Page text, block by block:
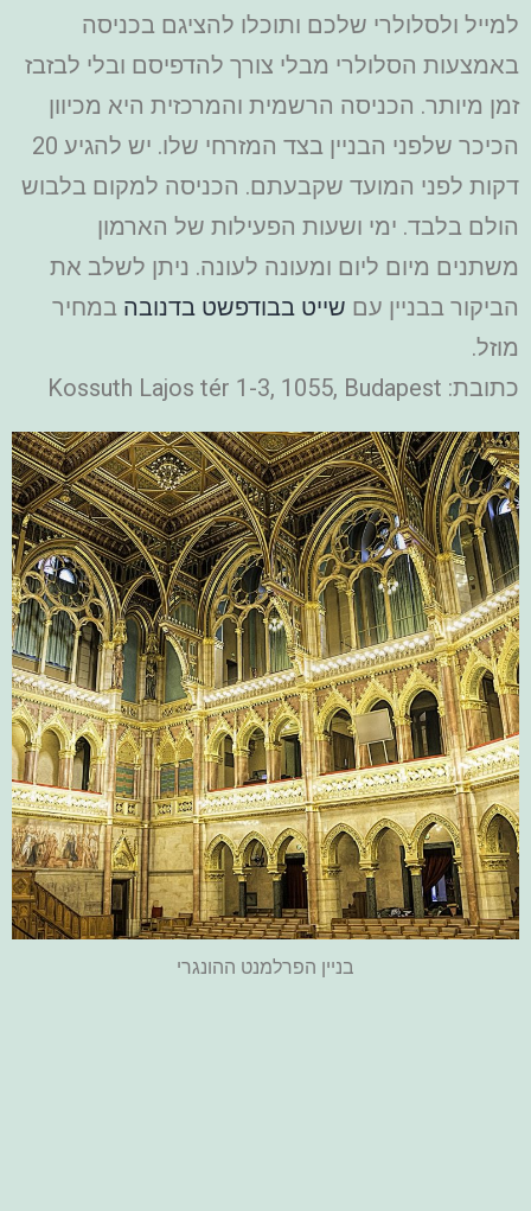
למייל ולסלולרי שלכם ותוכלו להציגם בכניסה
באמצעות הסלולרי מבלי צורך להדפיסם ובלי לבזבז
זמן מיותר. הכניסה הרשמית והמרכזית היא מכיוון
הכיכר שלפני הבניין בצד המזרחי שלו. יש להגיע 20
דקות לפני המועד שקבעתם. הכניסה למקום בלבוש
הולם בלבד. ימי ושעות הפעילות של הארמון
משתנים מיום ליום ומעונה לעונה. ניתן לשלב את
הביקור בבניין עם שייט בבודפשט בדנובה במחיר
מוזל.
כתובת: Kossuth Lajos tér 1-3, 1055, Budapest
בניין הפרלמנט ההונגרי